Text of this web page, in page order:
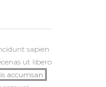
sapien
ut libero
accumsan